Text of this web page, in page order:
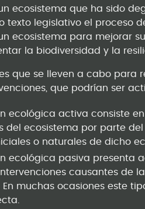
ecosistema que ha sido
texto legislativo el proceso
ecosistema para mejorar
la biodiversidad y la
que se lleven a cabo para
que podrían ser
ecológica activa consiste
del ecosistema por parte
o naturales de dicho
ecológica pasiva presenta
causantes de
muchas ocasiones este